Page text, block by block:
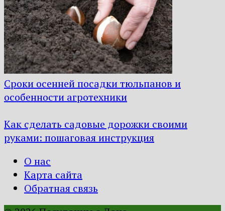
Сроки осенней посадки тюльпанов и
особенности агротехники
Как сделать садовые дорожки своими
руками: пошаговая инструкция
О нас
Карта сайта
Обратная связь